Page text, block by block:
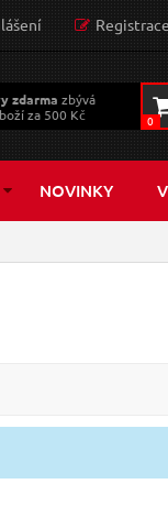
Registrace
zdarma zbývá
za 500 Kč
0
NOVINKY